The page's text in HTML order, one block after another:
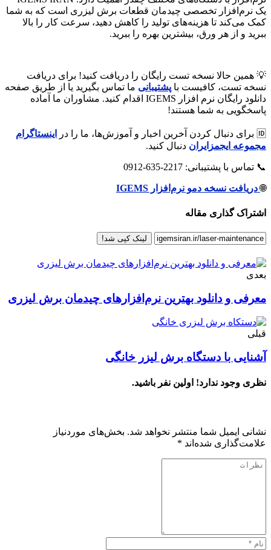
یک نرم‌افزار تخصصی چیدمان قطعات برش لیزری است که به شما
کمک می‌کند تا هزینه‌های تولید را کاهش دهید، سرعت کار را بالا
ببرید و از هر ورق، بیشترین بهره را ببرید.
💡 همین حالا نسخه تست رایگان را دریافت کنید! برای دریافت
نسخه تست، کافیست با پشتیبانی ما تماس بگیرید یا از طریق صفحه
دانلود رایگان نرم افزار IGEMS اقدام کنید. مشاوران ما آماده
پاسخگویی به شما هستند!
🆔 برای دنبال کردن آخرین اخبار و آموزش‌ها، ما را در
اینستاگرام
مجموعه ایجمزایران دنبال کنید.
📞 تماس با پشتیبانی: 2217-635-0912
🌐 دریافت نسخه دمو نرم‌افزار IGEMS
اشتراک گذاری مقاله
لینک کپی شد!
بعدی
معرفی و دانلود بهترین نرم‌افزارهای چیدمان برش لیزری
قبلی
آشنایی با دستگاه برش لیزر خانگی
نظری وجود ندارد! اولین نفر باشید.
نشانی ایمیل شما منتشر نخواهد شد. بخش‌های موردنیاز
علامت‌گذاری شده‌اند *